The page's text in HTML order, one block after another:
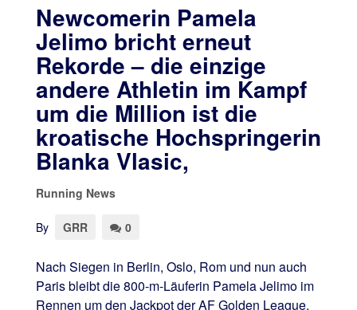
Newcomerin Pamela
Jelimo bricht erneut
Rekorde – die einzige
andere Athletin im Kampf
um die Million ist die
kroatische Hochspringerin
Blanka Vlasic,
Running News
By GRR 0
Nach Siegen in Berlin, Oslo, Rom und nun auch
Paris bleibt die 800-m-Läuferin Pamela Jelimo im
Rennen um den Jackpot der AF Golden League.